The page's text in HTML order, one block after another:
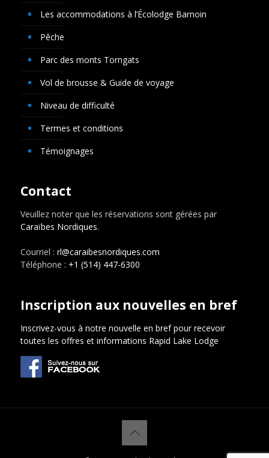
Les accommodations à l’Écolodge Barnoin
Pêche
Parc des monts Torngats
Vol de brousse & Guide de voyage
Niveau de difficulté
Termes et conditions
Témoignages
Contact
Veuillez noter que les réservations sont gérées par
Caraïbes Nordiques.
Courriel : rl@caraibesnordiques.com
Téléphone : +1 (514) 447-6300
Inscription aux nouvelles en bref
Inscrivez-vous à notre nouvelle en bref pour recevoir
toutes les offres et informations Rapid Lake Lodge